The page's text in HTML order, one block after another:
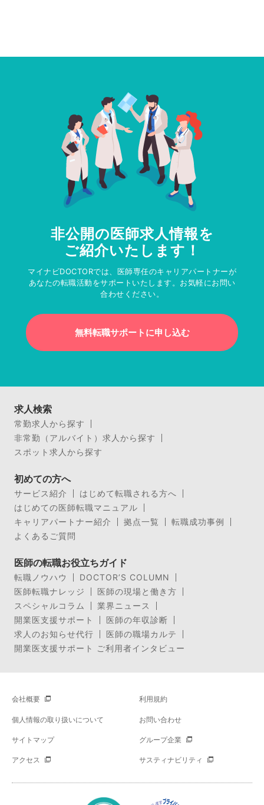
非公開の医師求人情報を
ご紹介いたします！
マイナビDOCTORでは、医師専任のキャリアパートナーが
あなたの転職活動をサポートいたします。お気軽にお問い
合わせください。
無料転職サポートに申し込む
求人検索
常勤求人から探す
非常勤（アルバイト）求人から探す
スポット求人から探す
初めての方へ
サービス紹介
はじめて転職される方へ
はじめての医師転職マニュアル
キャリアパートナー紹介
拠点一覧
転職成功事例
よくあるご質問
医師の転職お役立ちガイド
転職ノウハウ
DOCTOR’S COLUMN
医師転職ナレッジ
医師の現場と働き方
スペシャルコラム
業界ニュース
開業医支援サポート
医師の年収診断
求人のお知らせ代行
医師の職場カルテ
開業医支援サポート ご利用者インタビュー
会社概要 利用規約
個人情報の取り扱いについて お問い合わせ
サイトマップ グループ企業
アクセス サスティナビリティ